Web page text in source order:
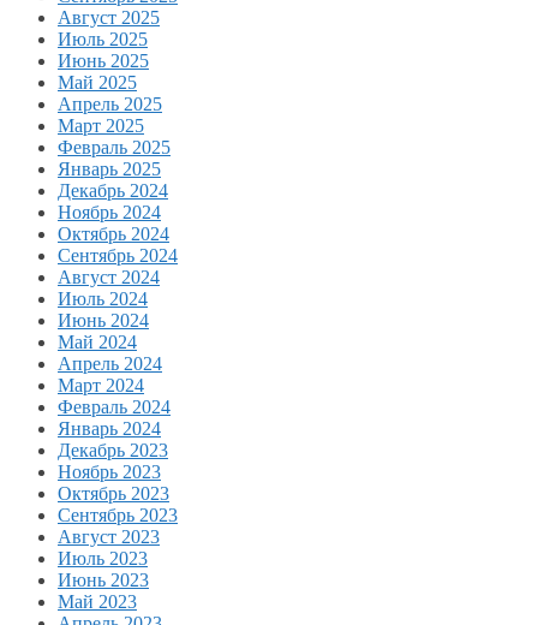
Август 2025
Июль 2025
Июнь 2025
Май 2025
Апрель 2025
Март 2025
Февраль 2025
Январь 2025
Декабрь 2024
Ноябрь 2024
Октябрь 2024
Сентябрь 2024
Август 2024
Июль 2024
Июнь 2024
Май 2024
Апрель 2024
Март 2024
Февраль 2024
Январь 2024
Декабрь 2023
Ноябрь 2023
Октябрь 2023
Сентябрь 2023
Август 2023
Июль 2023
Июнь 2023
Май 2023